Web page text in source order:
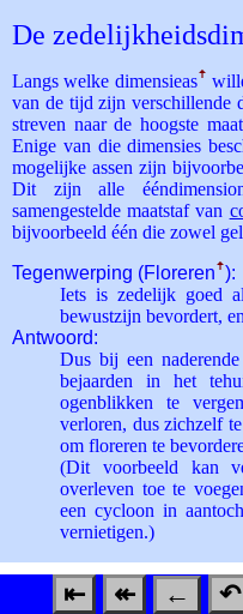
De
Langs welke dimensie­asꜛ
van de tijd zijn verschillende
streven naar de hoogste
Enige van die dimensies
mogelijke assen zijn
Dit zijn alle
samengestelde maatstaf van
bijvoorbeeld één die zowel
Tegenwerping (Floreren ꜛ):
Iets is zedelijk goed
bewustzijn bevordert,
Antwoord:
Dus bij een
bejaarden in het
ogenblikken te
verloren, dus zichzelf
om floreren te
(Dit voorbeeld kan
overleven toe te
een cycloon in
vernietigen.)
⇤ ↞ ← ↶